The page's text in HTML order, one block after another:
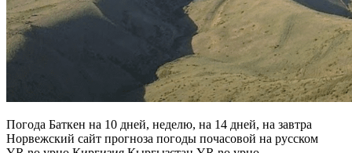
Погода Баткен на 10 дней, неделю, на 14 дней, на завтра
Норвежский сайт прогноза погоды почасовой на русском